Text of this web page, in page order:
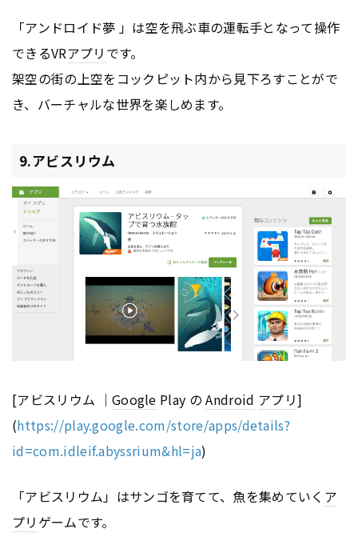
「アンドロイド夢 」は空を飛ぶ車の運転手となって操作
できるVRアプリ です。
架空の街の上空をコックピット内から見下ろすことがで
き、バーチャルな世界を楽しめます。
9.アビスリウム
[アビスリウム ｜ Google Play のAndroid アプリ]
(https://play.google.com/store/apps/details?
id=com.idleif.abyssrium&hl=ja)
「アビスリウム」はサンゴを育てて、魚を集めていく ア
プリ ゲームです。